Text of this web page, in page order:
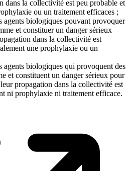
dans la collectivité est peu probable et
ou un traitement efficaces ;
agents biologiques pouvant provoquer
et constituer un danger sérieux
dans la collectivité est
une prophylaxie ou un
agents biologiques qui provoquent des
et constituent un danger sérieux pour
propagation dans la collectivité est
ni prophylaxie ni traitement efficace.